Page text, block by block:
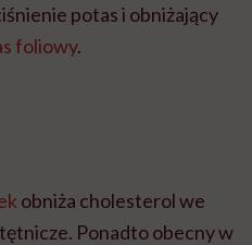
potas i obniżający
foliowy.
obniża cholesterol we
Ponadto obecny w